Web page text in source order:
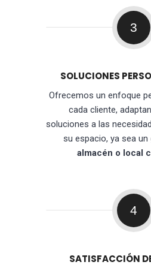
3
SOLUCIONES
Ofrecemos un enfoque
cada cliente,
soluciones a las
su espacio, ya sea un
almacén o local
4
SATISFACCIÓN